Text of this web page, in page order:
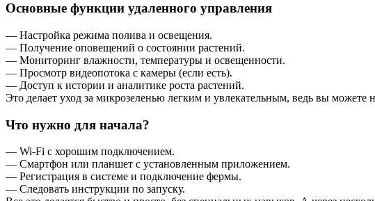
Основные функции удаленного управления
— Настройка режима полива и освещения.
— Получение оповещений о состоянии растений.
— Мониторинг влажности, температуры и освещенности.
— Просмотр видеопотока с камеры (если есть).
— Доступ к истории и аналитике роста растений.
Это делает уход за микрозеленью легким и увлекательным, ведь вы можете
Что нужно для начала?
— Wi-Fi с хорошим подключением.
— Смартфон или планшет с установленным приложением.
— Регистрация в системе и подключение фермы.
— Следовать инструкции по запуску.